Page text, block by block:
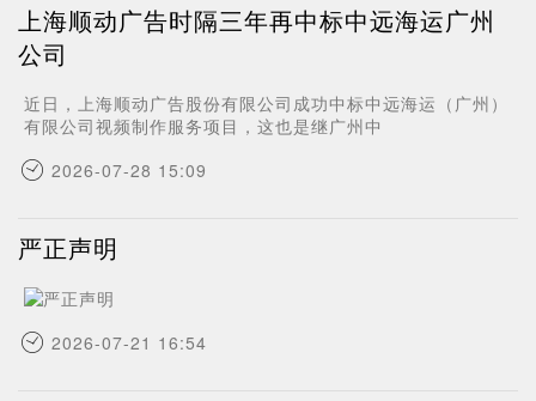
上海顺动广告时隔三年再中标中远海运广州
公司
近日，上海顺动广告股份有限公司成功中标中远海运（广州）
有限公司视频制作服务项目，这也是继广州中
2026-07-28 15:09
严正声明
2026-07-21 16:54